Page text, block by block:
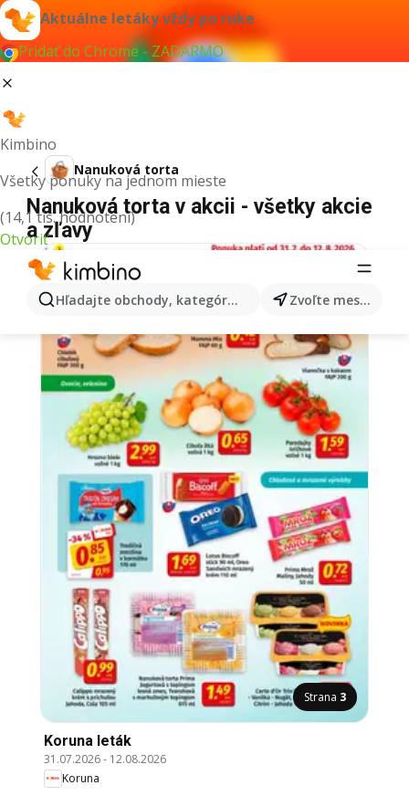
Aktuálne letáky vždy po ruke
Pridať do Chrome - ZADARMO
Kimbino
Všetky ponuky na jednom mieste
(14,1 tis. hodnotení)
Otvoriť
Hľadajte obchody, kategórie, produkty... Zvoľte mesto
Nanuková torta
Nanuková torta v akcii - všetky akcie
a zľavy
Strana 3
Koruna leták
31.07.2026- 12.08.2026
Koruna